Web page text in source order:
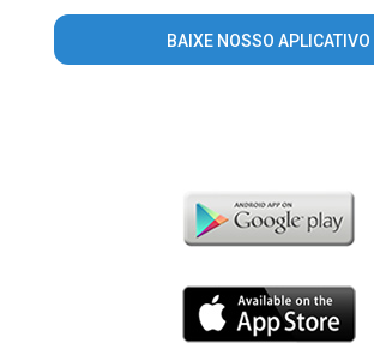
BAIXE NOSSO APLICATIVO